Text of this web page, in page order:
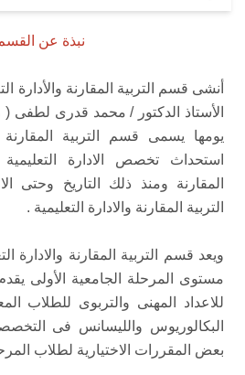
نبذة عن
الأستاذ الدكتور / محمد قدرى لطفى
استحداث تخصص الادارة
المقارنة ومنذ ذلك التاريخ
التربية المقارنة والادارة التعليمية .
ويعد قسم التربية المقارنة والادارة
مستوى المرحلة الجامعية الأولى
للاعداد المهنى والتربوى للطلاب
البكالوريوس والليسانس فى
بعض المقررات الاختيارية لطلاب